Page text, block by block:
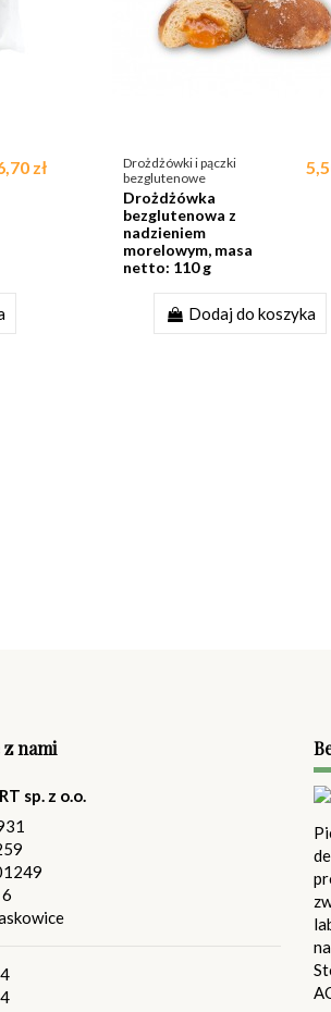
zł
Drożdżówki i pączki
bezglutenowe
Drożdżówka
bezglutenowa z
nadzieniem
morelowym, masa
netto: 110 g
Dodaj do koszyka
nami
sp. z o.o.